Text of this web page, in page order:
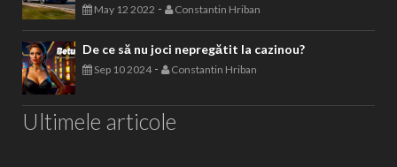
May 12 2022 - Constantin Hriban
De ce să nu joci nepregătit la cazinou?
Sep 10 2024- Constantin Hriban
Ultimele articole